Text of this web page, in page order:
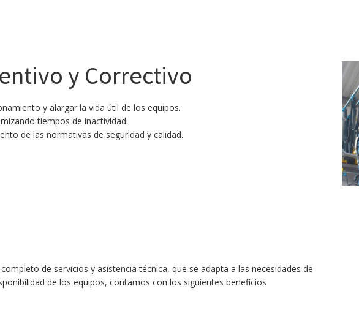
y Correctivo
y alargar la vida útil de los equipos.
tiempos de inactividad.
de las normativas de seguridad y calidad.
de servicios y asistencia técnica, que se adapta a las necesidades de
de los equipos, contamos con los siguientes beneficios